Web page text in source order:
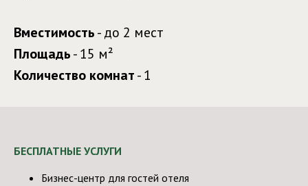
Вместимость- до 2 мест
Площадь- 15 м²
Количество комнат- 1
БЕСПЛАТНЫЕ УСЛУГИ
Бизнес-центр для гостей отеля